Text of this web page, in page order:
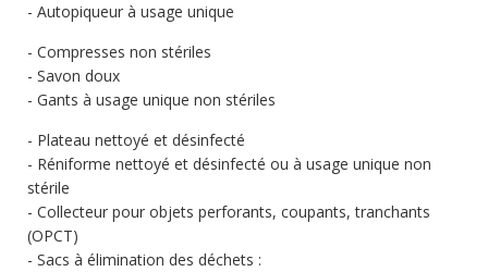
Autopiqueur à usage unique
Compresses non stériles
Savon doux
Gants à usage unique non stériles
Plateau nettoyé et désinfecté
Réniforme nettoyé et désinfecté ou à usage unique non
stérile
Collecteur pour objets perforants, coupants, tranchants
(OPCT)
Sacs à élimination des déchets :